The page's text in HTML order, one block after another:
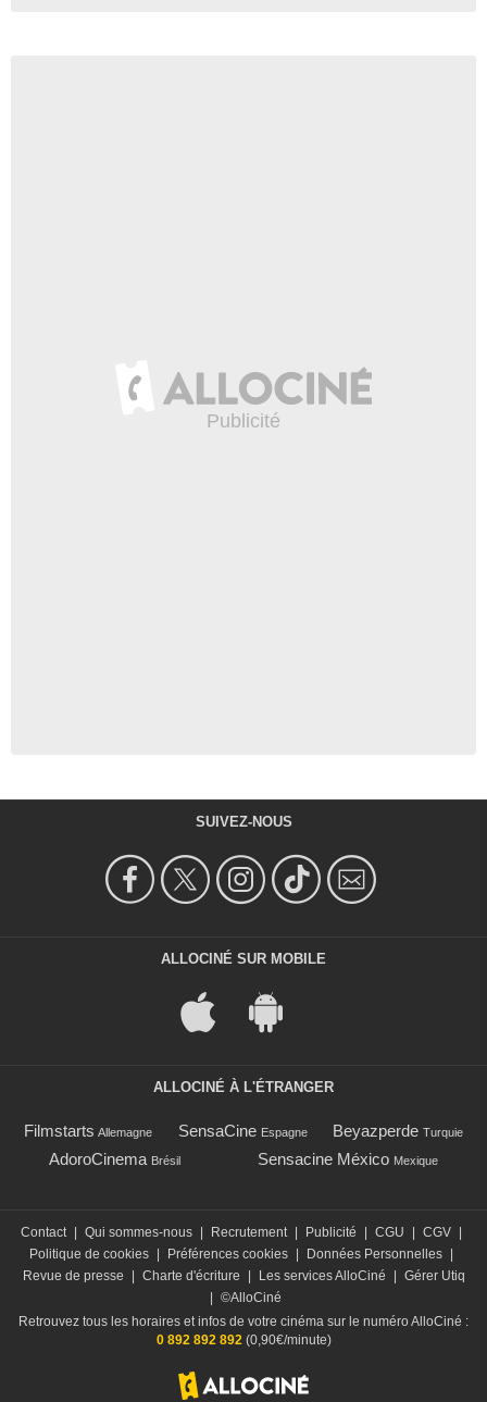
SUIVEZ-NOUS
ALLOCINÉ SUR MOBILE
ALLOCINÉ À L'ÉTRANGER
Filmstarts Allemagne SensaCine Espagne Beyazperde Turquie
AdoroCinema Brésil Sensacine México Mexique
Contact Qui sommes-nous Recrutement Publicité CGU CGV
Politique de cookies
Préférences cookies Données Personnelles
Revue de presse
Charte d'écriture Les services AlloCiné
Gérer Utiq
©AlloCiné
Retrouvez tous les horaires et infos de votre cinéma sur le numéro AlloCiné :
0 892 892 892(0,90€/minute)